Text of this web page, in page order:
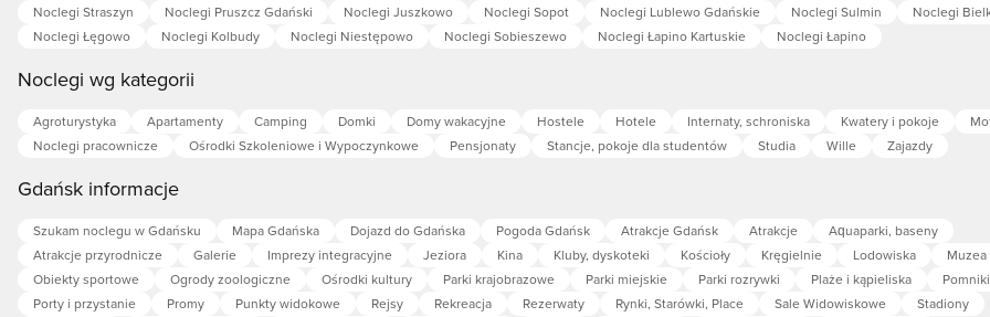
Noclegi Straszyn
Noclegi Pruszcz Gdański Noclegi Juszkowo Noclegi Sopot Noclegi Lublewo Gdańskie Noclegi Sulmin
Noclegi
Noclegi Łęgowo
Noclegi Kolbudy Noclegi Niestępowo Noclegi Sobieszewo Noclegi Łapino Kartuskie Noclegi Łapino
Noclegi wg kategorii
Agroturystyka Apartamenty Camping Domki Domy wakacyjne Hostele Hotele Internaty, schroniska Kwatery i pokoje
Noclegi pracownicze
Ośrodki Szkoleniowe i Wypoczynkowe Pensjonaty Stancje, pokoje dla studentów Studia Wille Zajazdy
Gdańsk informacje
Szukam noclegu w Gdańsku Mapa Gdańska Dojazd do Gdańska Pogoda Gdańsk Atrakcje Gdańsk Atrakcje
Aquaparki, baseny
Atrakcje przyrodnicze
Galerie Imprezy integracyjne Jeziora Kina Kluby, dyskoteki Kościoły Kręgielnie Lodowiska
Muzea
Obiekty sportowe
Ogrody zoologiczne Ośrodki kultury Parki krajobrazowe Parki miejskie Parki rozrywki Plaże i kąpieliska
Porty i przystanie
Promy Punkty widokowe Rejsy Rekreacja Rezerwaty Rynki, Starówki, Place Sale Widowiskowe
Stadiony